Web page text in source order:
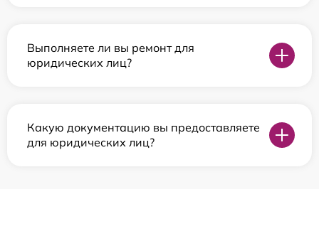
Выполняете ли вы ремонт для
юридических лиц?
Какую документацию вы предоставляете
для юридических лиц?